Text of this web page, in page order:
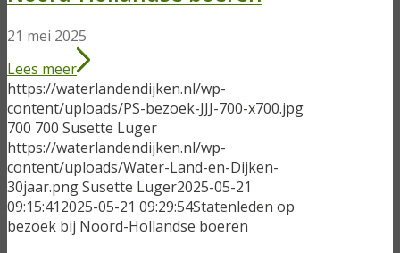
21 mei 2025
Lees meer
https://waterlandendijken.nl/wp-
content/uploads/PS-bezoek-JJJ-700-x700.jpg
700 700 Susette Luger
https://waterlandendijken.nl/wp-
content/uploads/Water-Land-en-Dijken-
30jaar.pngSusette Luger2025-05-21
09:15:412025-05-21 09:29:54Statenleden op
bezoek bij Noord-Hollandse boeren